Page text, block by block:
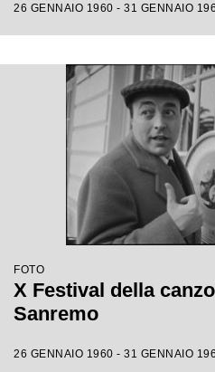
26 GENNAIO 1960 - 31 GENNAIO
FOTO
X Festival della
Sanremo
26 GENNAIO 1960 - 31 GENNAIO